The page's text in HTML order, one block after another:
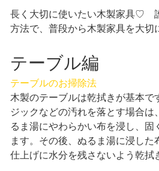
長く大切に使いたい木製家具♡
方法で、普段から木製家具を大切
テーブル編
テーブルのお掃除法
木製のテーブルは乾拭きが基本で
ジックなどの汚れを落とす場合は
るま湯にやわらかい布を浸し、固
ます。その後、ぬるま湯に浸した
仕上げに水分を残さないよう乾拭